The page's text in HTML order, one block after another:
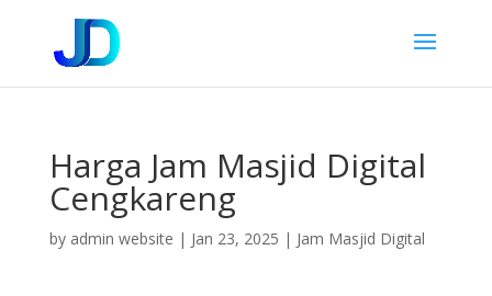
Harga Jam Masjid Digital
Cengkareng
by admin website | Jan 23, 2025 | Jam Masjid Digital